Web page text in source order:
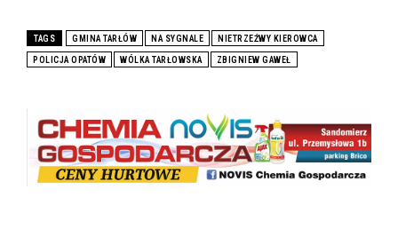
TAGS GMINA TARŁÓW NA SYGNALE NIETRZEŹWY KIEROWCA
POLICJA OPATÓW WÓLKA TARŁOWSKA ZBIGNIEW GAWEŁ